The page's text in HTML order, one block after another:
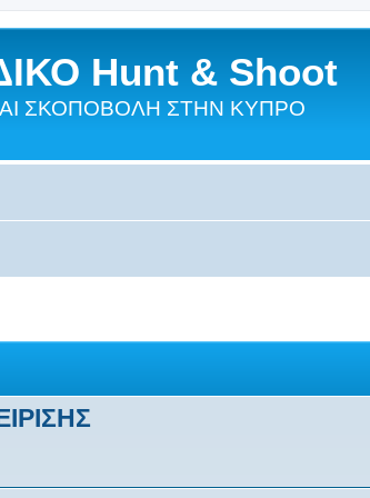
Hunt & Shoot
ΣΚΟΠΟΒΟΛΗ ΣΤΗΝ ΚΥΠΡΟ